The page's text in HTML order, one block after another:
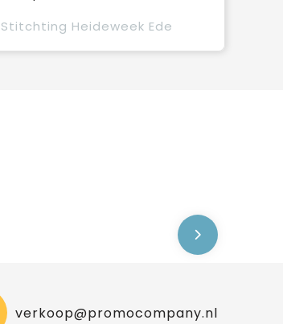
Stitchting Heideweek Ede
verkoop@promocompany.nl